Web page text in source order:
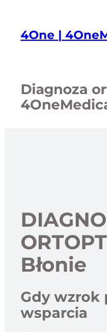
treści4One |
Diagnoza
Błonie
Gdy wzrok
wsparcia